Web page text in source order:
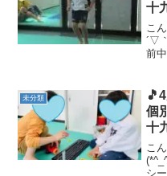
十
ス
室
こ
´▽
前
の
し
未分類
個
十
ス
室
こ
シ